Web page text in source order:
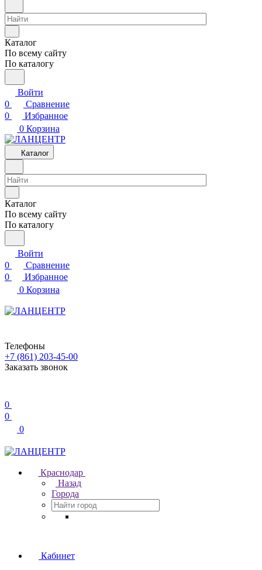
Каталог
По всему сайту
По каталогу
Войти
0
Сравнение
0
Избранное
0 Корзина
Каталог
Каталог
По всему сайту
По каталогу
Войти
0
Сравнение
0
Избранное
0 Корзина
Телефоны
+7 (861) 203-45-00
Заказать звонок
0
0
0
Краснодар
Назад
Города
Кабинет